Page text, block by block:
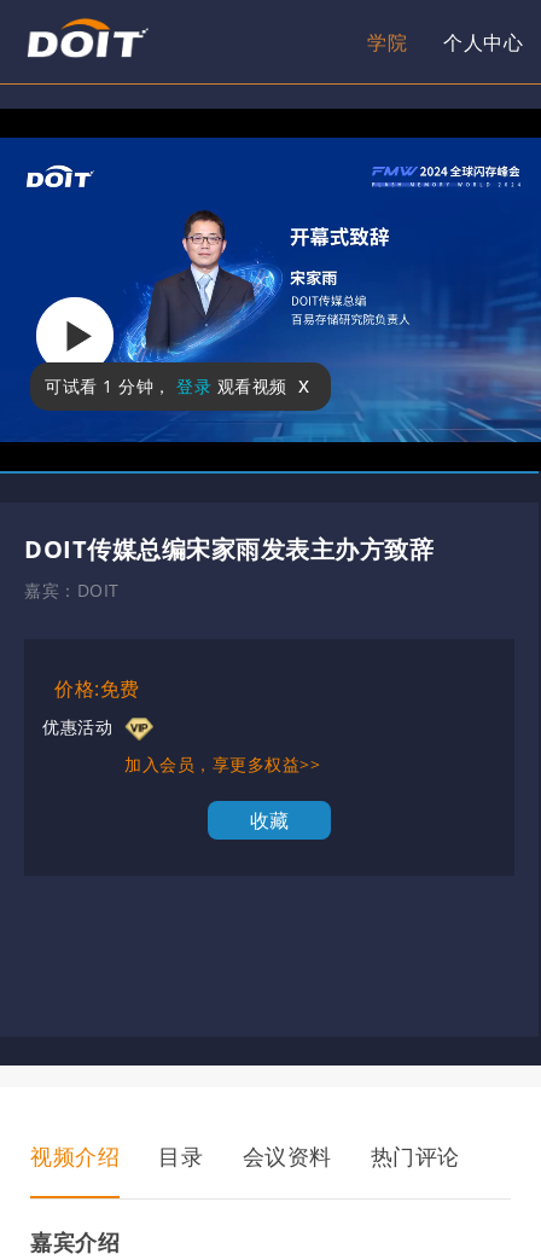
学院 个人中心
可试看 1 分钟 ， 登录 观看视频 x
DOIT传媒总编宋家雨发表主办方致辞
嘉宾： DOIT
价格:免费
优惠活动
加入会员，享更多权益>>
收藏
视频介绍 目录 会议资料 热门评论
嘉宾介绍